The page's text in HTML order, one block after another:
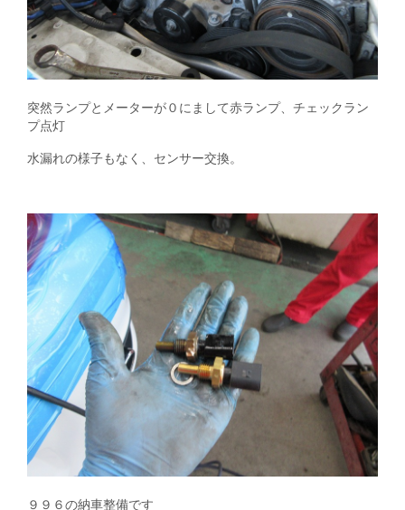
突然ランプとメーターが０にまして赤ランプ、チェックラン
プ点灯
水漏れの様子もなく、センサー交換。
９９６の納車整備です